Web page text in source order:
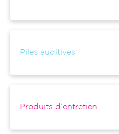
Piles auditives
Produits d’entretien